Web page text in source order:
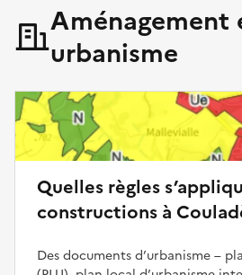
Aménagement
urbanisme
Quelles règles
constructions à
Des documents d’urbanisme –